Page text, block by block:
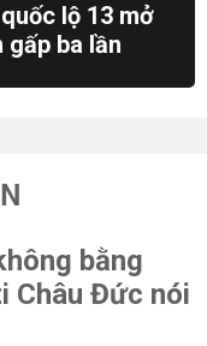
lộ 13 mở
gấp ba lần
bằng
Châu Đức nói